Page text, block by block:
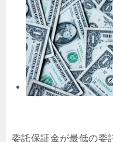
委託保証金が最低の委